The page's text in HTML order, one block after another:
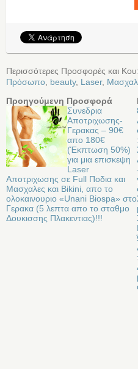
Περισσότερες Προσφορές και
Πρόσωπο beauty, Laser,
Προηγούμενη Προσφορά
Συνεδρια
Αποτριχωσης-
Γερακας – 90€
απο 180€
(Έκπτωση 50%)
για μια επισκεψη
Laser
Αποτριχωσης σε Full Ποδια και
Μασχαλες και Bikini, απο το
ολοκαινουριο «Unani Biospa» στο
Γερακα (5 λεπτα απο το σταθμο
Δουκισσης Πλακεντιας)!!!